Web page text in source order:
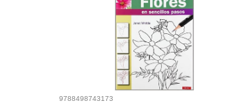
9788498743173